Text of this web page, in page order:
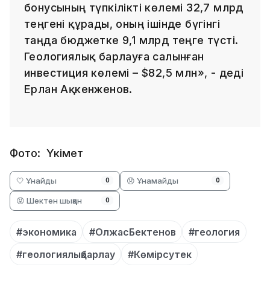
бонусының түпкілікті көлемі 32,7 млрд
теңгені құрады, оның ішінде бүгінгі
таңда бюджетке 9,1 млрд теңге түсті.
Геологиялық барлауға салынған
инвестиция көлемі – $82,5 млн», - деді
Ерлан Ақкенженов.
Фото: Үкімет
🤍 Ұнайды 0 😞 Ұнамайды 0
😡 Шектен шыққан 0
#экономика #ОлжасБектенов
#геология
#геологиялықбарлау
#Көмірсутек